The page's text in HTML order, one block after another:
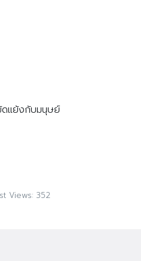
ดแย้งกับมนุษย์
Views: 352